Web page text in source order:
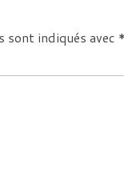
sont indiqués avec *